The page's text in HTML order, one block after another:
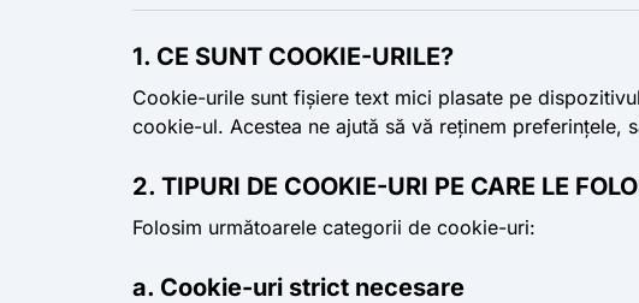
1. CE SUNT COOKIE-URILE?
Cookie-urile sunt fișiere text mici plasate pe
cookie-ul. Acestea ne ajută să vă reținem preferințele,
2. TIPURI DE COOKIE-URI PE CARE LE
Folosim următoarele categorii de cookie-uri:
a. Cookie-uri strict necesare